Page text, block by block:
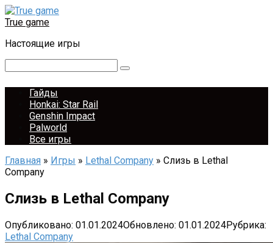
Перейти
к
True game
Настоящие игры
Гайды
Honkai: Star Rail
Genshin Impact
Palworld
Все игры
Главная » Игры » Lethal Company » Слизь в Lethal
Company
Слизь в Lethal Company
Опубликовано: 01.01.2024Обновлено: 01.01.2024Рубрика:
Lethal Company